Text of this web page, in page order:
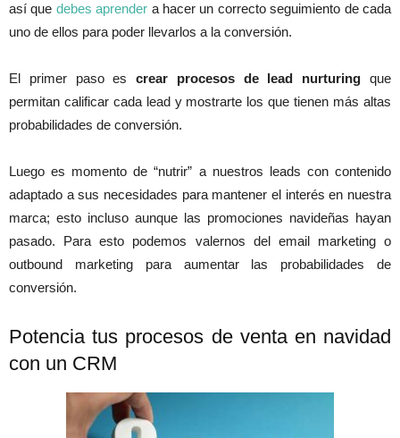
así que debes aprender a hacer un correcto seguimiento de cada
uno de ellos para poder llevarlos a la conversión.
El primer paso escrear procesos de lead nurturing que
permitan calificar cada lead y mostrarte los que tienen más altas
probabilidades de conversión.
Luego es momento de “nutrir” a nuestros leads con contenido
adaptado a sus necesidades para mantener el interés en nuestra
marca; esto incluso aunque las promociones navideñas hayan
pasado. Para esto podemos valernos del email marketing o
outbound marketing para aumentar las probabilidades de
conversión.
Potencia tus procesos de venta en navidad
con un CRM